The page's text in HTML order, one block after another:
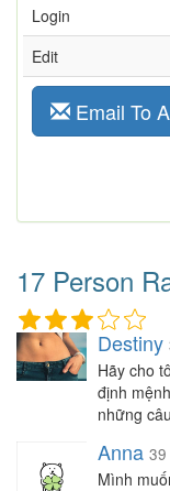
Login
Edit
Email To
17 Person
Destiny
Hãy cho
định
những
Anna 39
Mình